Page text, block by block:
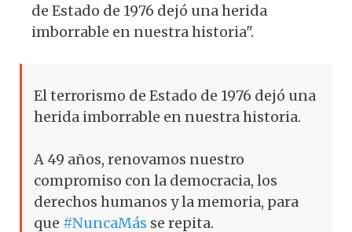
de Estado de 1976 dejó una herida
imborrable en nuestra historia".
El terrorismo de Estado de 1976 dejó una
herida imborrable en nuestra historia.
A 49 años, renovamos nuestro
compromiso con la democracia, los
derechos humanos y la memoria, para
que #NuncaMás se repita.